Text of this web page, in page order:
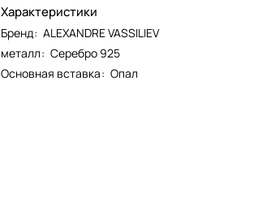
Характеристики
Бренд: ALEXANDRE VASSILIEV
металл: Серебро 925
Основная вставка: Опал